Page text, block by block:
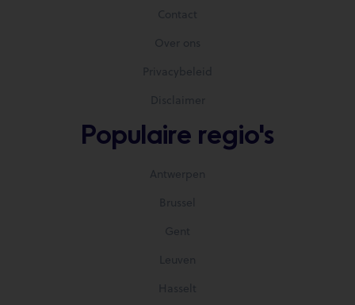
Contact
Over ons
Privacybeleid
Disclaimer
Populaire regio's
Antwerpen
Brussel
Gent
Leuven
Hasselt